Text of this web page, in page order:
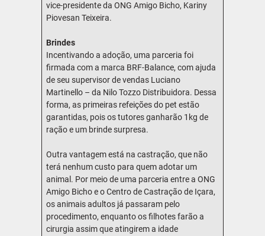
vice-presidente da ONG Amigo Bicho, Kariny
Piovesan Teixeira.
Brindes
Incentivando a adoção, uma parceria foi
firmada com a marca BRF-Balance, com ajuda
de seu supervisor de vendas Luciano
Martinello – da Nilo Tozzo Distribuidora. Dessa
forma, as primeiras refeições do pet estão
garantidas, pois os tutores ganharão 1kg de
ração e um brinde surpresa.
Outra vantagem está na castração, que não
terá nenhum custo para quem adotar um
animal. Por meio de uma parceria entre a ONG
Amigo Bicho e o Centro de Castração de Içara,
os animais adultos já passaram pelo
procedimento, enquanto os filhotes farão a
cirurgia assim que atingirem a idade